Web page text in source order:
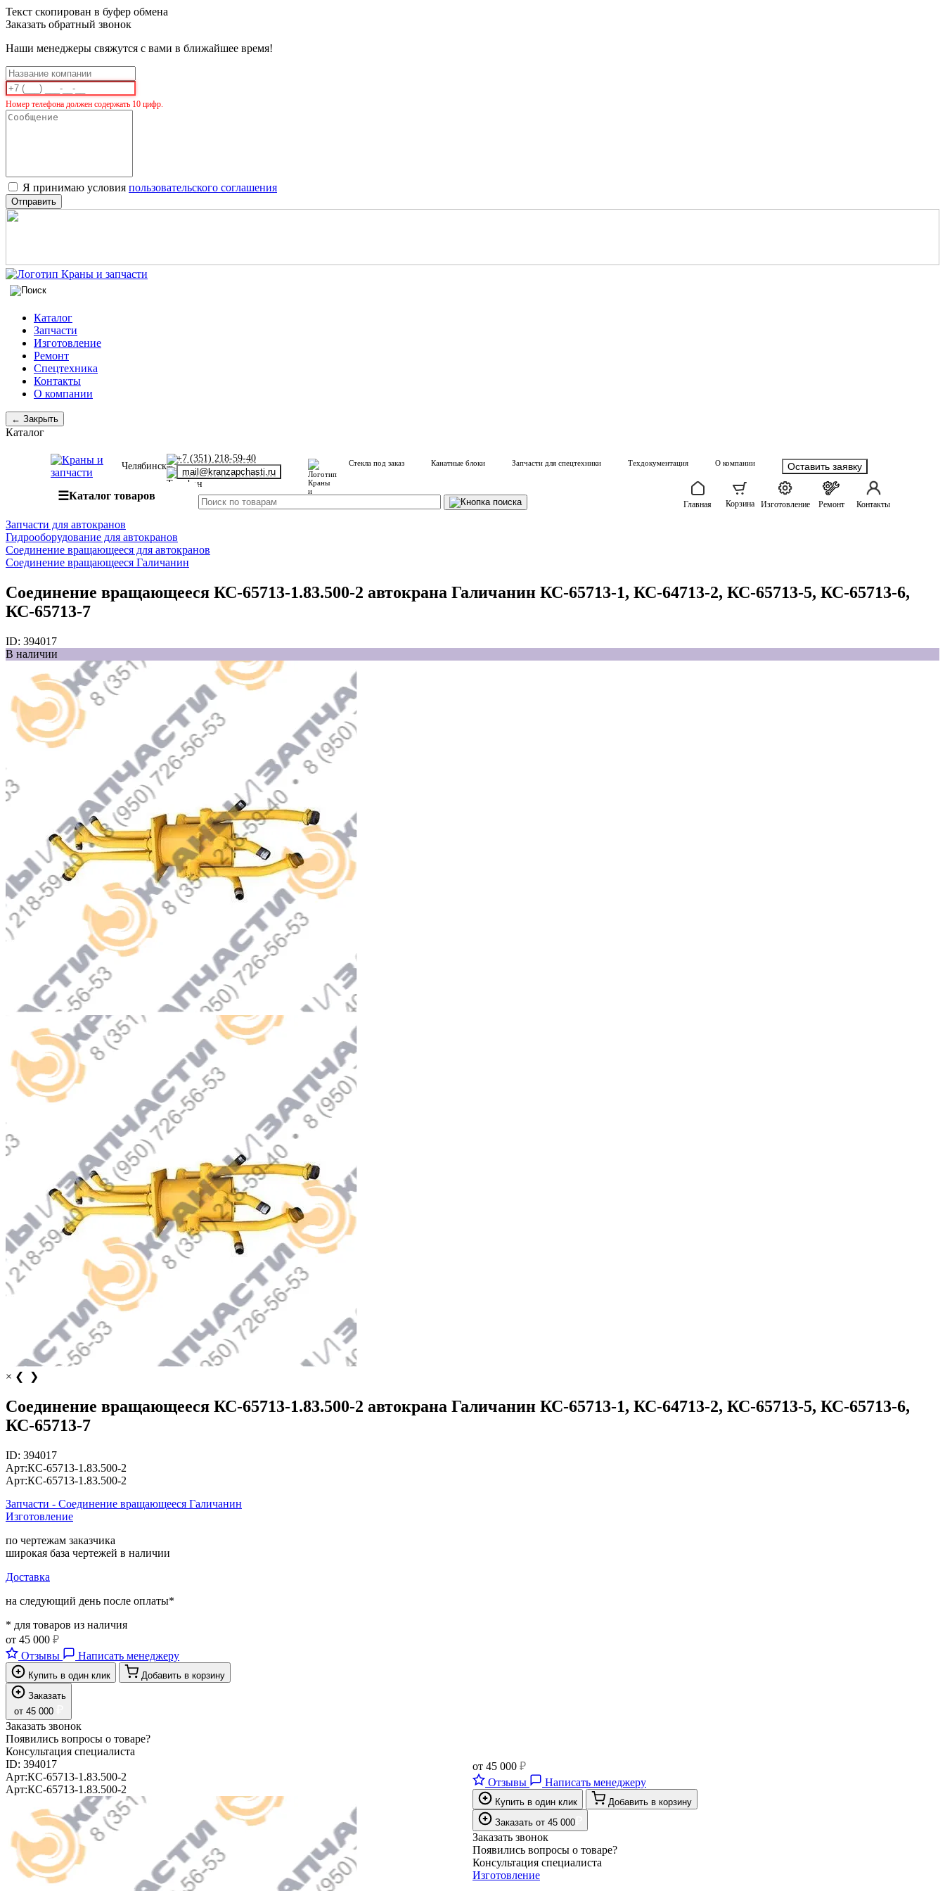
Текст скопирован в буфер обмена
Заказать обратный звонок
Наши менеджеры свяжутся с вами в ближайшее время!
Номер телефона должен содержать 10 цифр.
Я принимаю условия пользовательского соглашения
Отправить
Каталог
Запчасти
Изготовление
Ремонт
Спецтехника
Контакты
О компании
← Закрыть
Каталог
Челябинск
+7 (351) 218-59-40
mail@kranzapchasti.ru
Стекла под заказ Канатные блоки Запчасти для спецтехники Техдокументация О компании Оставить заявку
☰Каталог товаров
Главная Корзина Изготовление Ремонт Контакты
Запчасти для автокранов
Гидрооборудование для автокранов
Соединение вращающееся для автокранов
Соединение вращающееся Галичанин
Соединение вращающееся КС-65713-1.83.500-2 автокрана Галичанин КС-65713-1, КС-64713-2, КС-65713-5, КС-65713-6,
КС-65713-7
ID: 394017
В наличии
× ❮ ❯
Соединение вращающееся КС-65713-1.83.500-2 автокрана Галичанин КС-65713-1, КС-64713-2, КС-65713-5, КС-65713-6,
КС-65713-7
ID: 394017
Арт:КС-65713-1.83.500-2
Арт:КС-65713-1.83.500-2
Запчасти - Соединение вращающееся Галичанин
Изготовление
по чертежам заказчика
широкая база чертежей в наличии
Доставка
на следующий день после оплаты*
* для товаров из наличия
от 45 000 ₽
Отзывы
Написать менеджеру
Купить в один клик
Добавить в корзину
Заказать
от 45 000
Заказать звонок
Появились вопросы о товаре?
Консультация специалиста
ID: 394017
Арт:КС-65713-1.83.500-2
Арт:КС-65713-1.83.500-2
от 45 000 ₽
Отзывы
Написать менеджеру
Купить в один клик
Добавить в корзину
Заказать от 45 000
Заказать звонок
Появились вопросы о товаре?
Консультация специалиста
Изготовление